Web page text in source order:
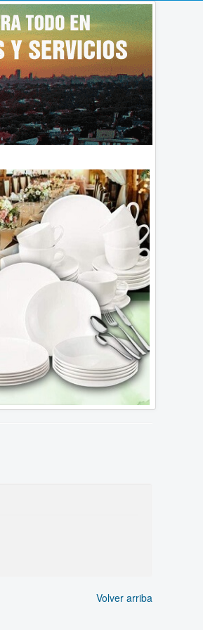
Volver arriba